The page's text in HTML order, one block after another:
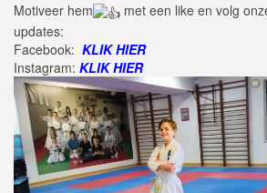
Motiveer hem
met een like en volg
updates:
Facebook: KLIK HIER
Instagram: KLIK HIER